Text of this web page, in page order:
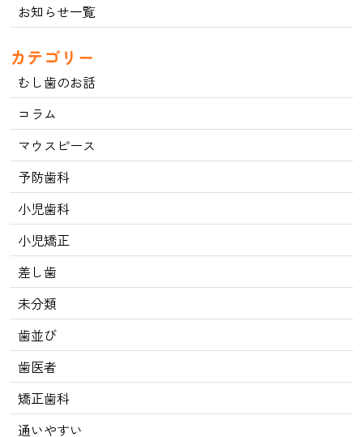
お知らせ一覧
カテゴリー
むし歯のお話
コラム
マウスピース
予防歯科
小児歯科
小児矯正
差し歯
未分類
歯並び
歯医者
矯正歯科
通いやすい